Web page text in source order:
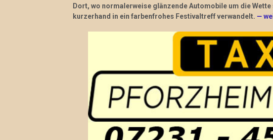
Dort, wo normalerweise glänzende Automobile um die
kurzerhand in ein farbenfrohes Festivaltreff verwandelt. —